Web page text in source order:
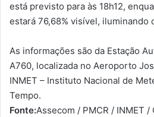
está previsto para às 18h12,
estará 76,68% visível, iluminando
As informações são da Estação
A760, localizada no Aeroporto
INMET – Instituto Nacional de
Tempo.
Fonte:Assecom / PMCR / INMET /